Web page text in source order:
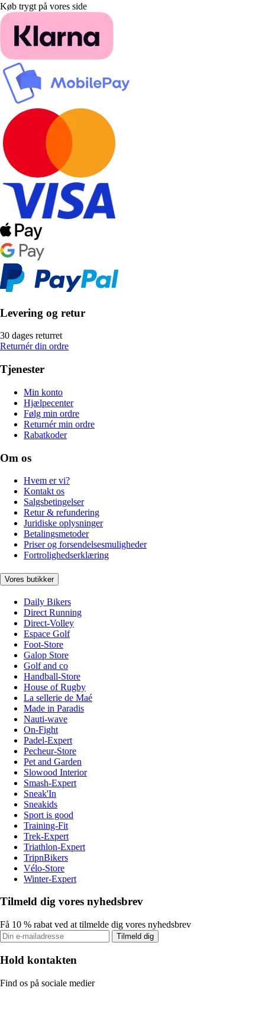
Køb trygt på vores side
Levering og retur
30 dages returret
Returnér din ordre
Tjenester
Min konto
Hjælpecenter
Følg min ordre
Returnér min ordre
Rabatkoder
Om os
Hvem er vi?
Kontakt os
Salgsbetingelser
Retur & refundering
Juridiske oplysninger
Betalingsmetoder
Priser og forsendelsesmuligheder
Fortrolighedserklæring
Vores butikker
Daily Bikers
Direct Running
Direct-Volley
Espace Golf
Foot-Store
Galop Store
Golf and co
Handball-Store
House of Rugby
La sellerie de Maé
Made in Paradis
Nauti-wave
On-Fight
Padel-Expert
Pecheur-Store
Pet and Garden
Slowood Interior
Smash-Expert
Sneak'In
Sneakids
Sport is good
Training-Fit
Trek-Expert
Triathlon-Expert
TripnBikers
Vélo-Store
Winter-Expert
Tilmeld dig vores nyhedsbrev
Få 10 % rabat ved at tilmelde dig vores nyhedsbrev
Tilmeld dig
Hold kontakten
Find os på sociale medier